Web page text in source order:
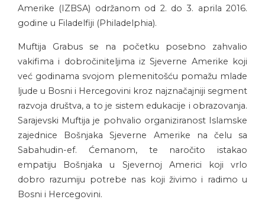
Amerike (IZBSA) održanom od 2. do 3. aprila 2016.
godine u Filadelfiji (Philadelphia).
Muftija Grabus se na početku posebno zahvalio
vakifima i dobročiniteljima iz Sjeverne Amerike koji
već godinama svojom plemenitošću pomažu mlade
ljude u Bosni i Hercegovini kroz najznačajniji segment
razvoja društva, a to je sistem edukacije i obrazovanja.
Sarajevski Muftija je pohvalio organiziranost Islamske
zajednice Bošnjaka Sjeverne Amerike na čelu sa
Sabahudin-ef. Ćemanom, te naročito istakao
empatiju Bošnjaka u Sjevernoj Americi koji vrlo
dobro razumiju potrebe nas koji živimo i radimo u
Bosni i Hercegovini.